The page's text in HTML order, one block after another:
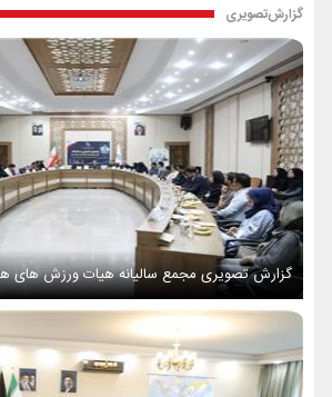
گزارش‌تصویری
گزارش تصویری مجمع سالیانه هیات ورزش های